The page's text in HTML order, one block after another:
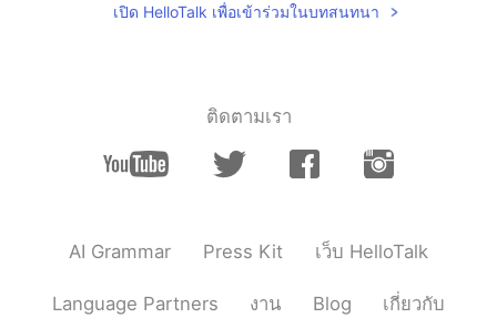
เปิด HelloTalk เพื่อเข้าร่วมในบทสนทนา
ติดตามเรา
AI Grammar Press Kit เว็บ HelloTalk
Language Partners งาน Blog เกี่ยวกับ